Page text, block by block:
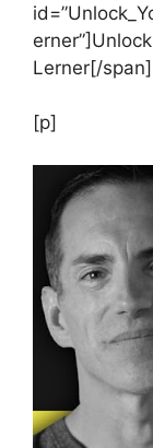
Lerner[/
[p]